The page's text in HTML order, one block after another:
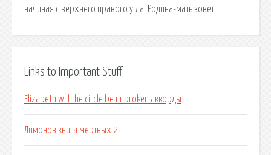
начиная с верхнего правого угла: Родина-мать зовёт.
Links to Important Stuff
Elizabeth will the circle be unbroken аккорды
Лимонов книга мертвых 2